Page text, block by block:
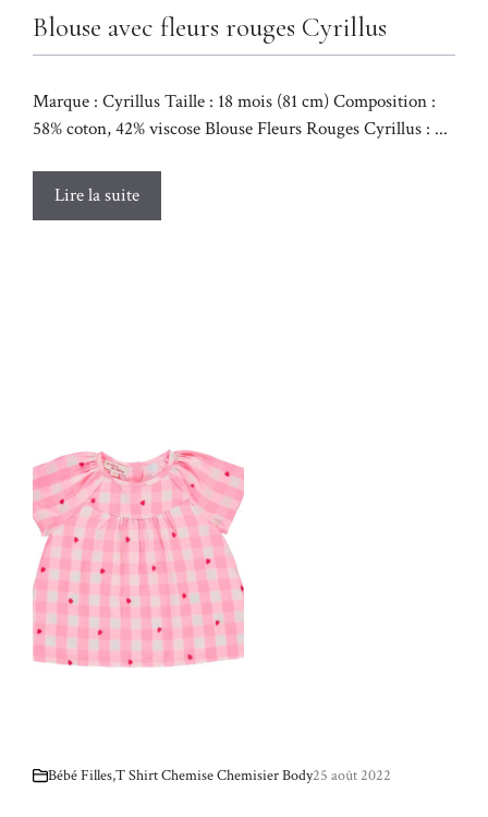
Blouse avec fleurs rouges Cyrillus
Marque : Cyrillus Taille : 18 mois (81 cm) Composition :
58% coton, 42% viscose Blouse Fleurs Rouges Cyrillus : ...
Lire la suite
Bébé Filles,T Shirt Chemise Chemisier Body25 août 2022